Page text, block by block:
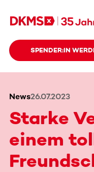
SPENDER:IN
News26.07.2023
Starke
einem